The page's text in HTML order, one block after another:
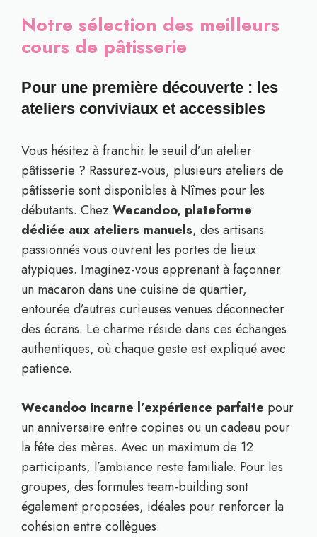
Notre sélection des meilleurs
cours de pâtisserie
Pour une première découverte : les
ateliers conviviaux et accessibles
Vous hésitez à franchir le seuil d’un atelier
pâtisserie ? Rassurez-vous, plusieurs ateliers de
pâtisserie sont disponibles à Nîmes pour les
débutants. Chez Wecandoo, plateforme
dédiée aux ateliers manuels, des artisans
passionnés vous ouvrent les portes de lieux
atypiques. Imaginez-vous apprenant à façonner
un macaron dans une cuisine de quartier,
entourée d’autres curieuses venues déconnecter
des écrans. Le charme réside dans ces échanges
authentiques, où chaque geste est expliqué avec
patience.
Wecandoo incarne l’expérience parfaite pour
un anniversaire entre copines ou un cadeau pour
la fête des mères. Avec un maximum de 12
participants, l’ambiance reste familiale. Pour les
groupes, des formules team-building sont
également proposées, idéales pour renforcer la
cohésion entre collègues.